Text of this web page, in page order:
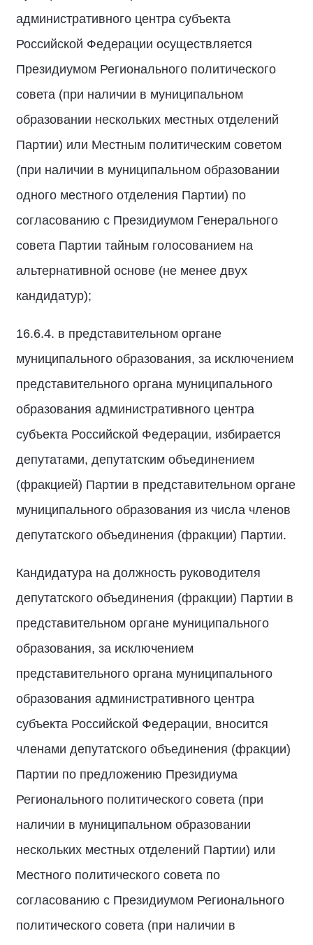
административного центра субъекта
Российской Федерации осуществляется
Президиумом Регионального политического
совета (при наличии в муниципальном
образовании нескольких местных отделений
Партии) или Местным политическим советом
(при наличии в муниципальном образовании
одного местного отделения Партии) по
согласованию с Президиумом Генерального
совета Партии тайным голосованием на
альтернативной основе (не менее двух
кандидатур);
16.6.4. в представительном органе
муниципального образования, за исключением
представительного органа муниципального
образования административного центра
субъекта Российской Федерации, избирается
депутатами, депутатским объединением
(фракцией) Партии в представительном органе
муниципального образования из числа членов
депутатского объединения (фракции) Партии.
Кандидатура на должность руководителя
депутатского объединения (фракции) Партии в
представительном органе муниципального
образования, за исключением
представительного органа муниципального
образования административного центра
субъекта Российской Федерации, вносится
членами депутатского объединения (фракции)
Партии по предложению Президиума
Регионального политического совета (при
наличии в муниципальном образовании
нескольких местных отделений Партии) или
Местного политического совета по
согласованию с Президиумом Регионального
политического совета (при наличии в